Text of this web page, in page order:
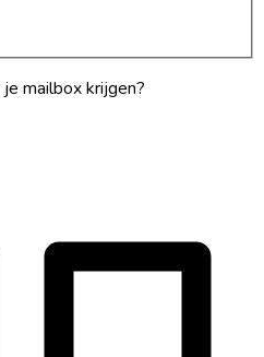
mailbox krijgen?